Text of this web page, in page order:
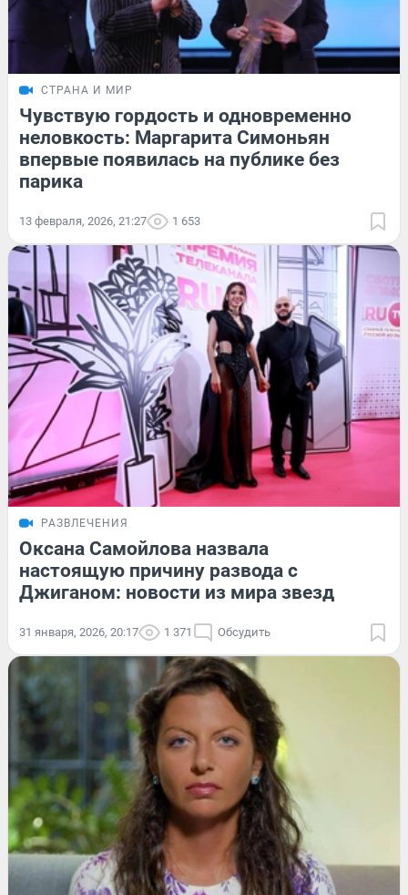
СТРАНА И МИР
Чувствую гордость и одновременно
неловкость: Маргарита Симоньян
впервые появилась на публике без
парика
13 февраля, 2026, 21:27 1 653
РАЗВЛЕЧЕНИЯ
Оксана Самойлова назвала
настоящую причину развода с
Джиганом: новости из мира звезд
31 января, 2026, 20:17 1 371 Обсудить